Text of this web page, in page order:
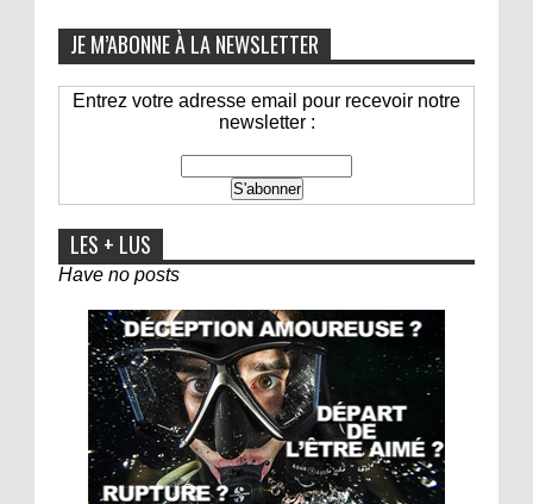
JE M’ABONNE À LA NEWSLETTER
Entrez votre adresse email pour recevoir notre
newsletter :
LES + LUS
Have no posts